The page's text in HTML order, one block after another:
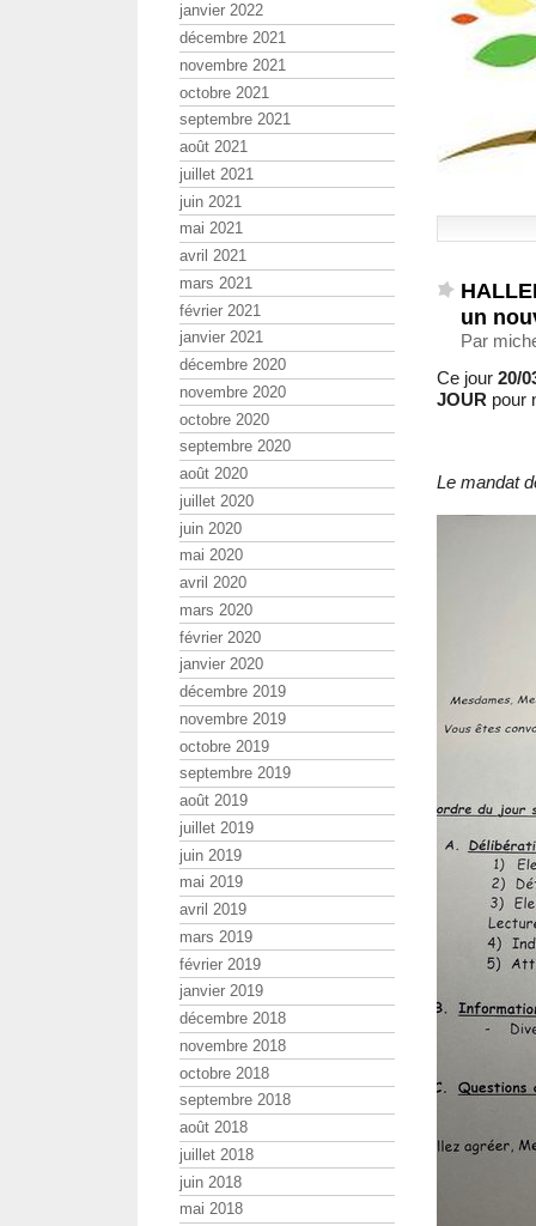
un
Par
Ce jour 20/
JOUR pour
Le mandat
janvier 2022
décembre 2021
novembre 2021
octobre 2021
septembre 2021
août 2021
juillet 2021
juin 2021
mai 2021
avril 2021
mars 2021
février 2021
janvier 2021
décembre 2020
novembre 2020
octobre 2020
septembre 2020
août 2020
juillet 2020
juin 2020
mai 2020
avril 2020
mars 2020
février 2020
janvier 2020
décembre 2019
novembre 2019
octobre 2019
septembre 2019
août 2019
juillet 2019
juin 2019
mai 2019
avril 2019
mars 2019
février 2019
janvier 2019
décembre 2018
novembre 2018
octobre 2018
septembre 2018
août 2018
juillet 2018
juin 2018
mai 2018